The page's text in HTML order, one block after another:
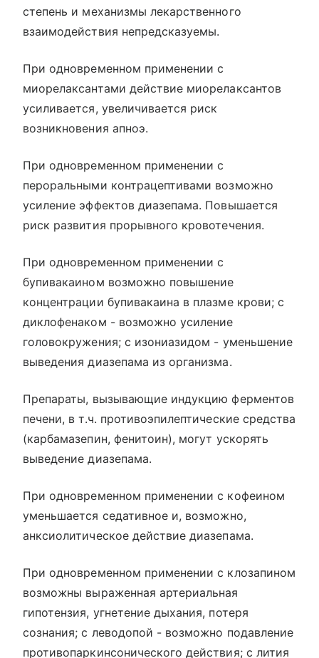
степень и механизмы лекарственного
взаимодействия непредсказуемы.
При одновременном применении с
миорелаксантами действие миорелаксантов
усиливается, увеличивается риск
возникновения апноэ.
При одновременном применении с
пероральными контрацептивами возможно
усиление эффектов диазепама. Повышается
риск развития прорывного кровотечения.
При одновременном применении с
бупивакаином возможно повышение
концентрации бупивакаина в плазме крови; с
диклофенаком - возможно усиление
головокружения; с изониазидом - уменьшение
выведения диазепама из организма.
Препараты, вызывающие индукцию ферментов
печени, в т.ч. противоэпилептические средства
(карбамазепин, фенитоин), могут ускорять
выведение диазепама.
При одновременном применении с кофеином
уменьшается седативное и, возможно,
анксиолитическое действие диазепама.
При одновременном применении с клозапином
возможны выраженная артериальная
гипотензия, угнетение дыхания, потеря
сознания; с леводопой - возможно подавление
противопаркинсонического действия; с лития